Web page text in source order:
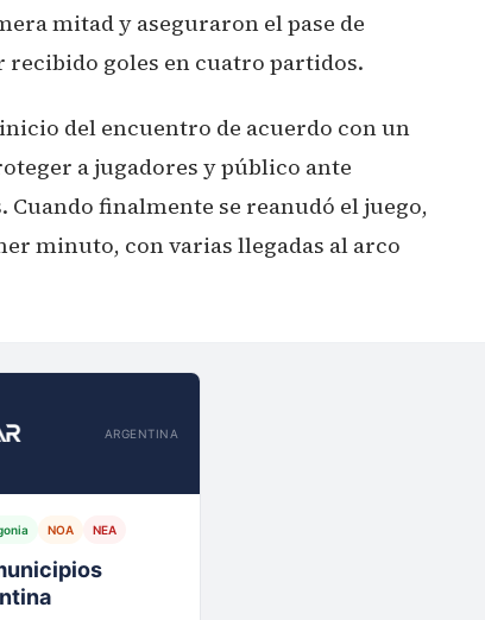
mitad y aseguraron el pase de
recibido goles en cuatro partidos.
del encuentro de acuerdo con un
a jugadores y público ante
finalmente se reanudó el juego,
minuto, con varias llegadas al arco
ARGENTINA
NOA NEA